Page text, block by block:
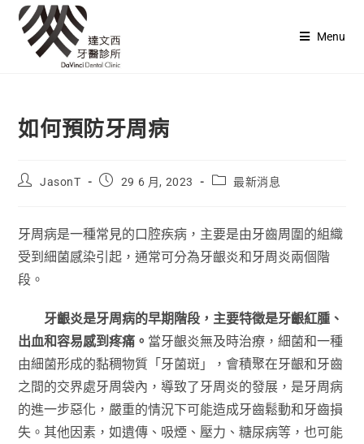
Menu
如何預防牙周病
JasonT 29 6 月, 2023 最新消息
牙周病是一種常見的口腔疾病，主要是由牙齒周圍的組織
受到細菌感染引起，通常可分為牙齦炎和牙周炎兩個階
段。
牙齦炎是牙周病的早期階段，主要特徵是牙齦紅腫、
出血和容易感到疼痛。 當牙齦炎無及時治療，細菌和一種
由細菌形成的黏稠物質「牙菌斑」，會積聚在牙齦和牙齒
之間的交界處牙周袋內，導致了牙周炎的發展，是牙周病
的進一步惡化，嚴重的情況下可能造成牙齒鬆動和牙齒損
失。其他因素，如遺傳、吸煙、壓力、糖尿病等，也可能